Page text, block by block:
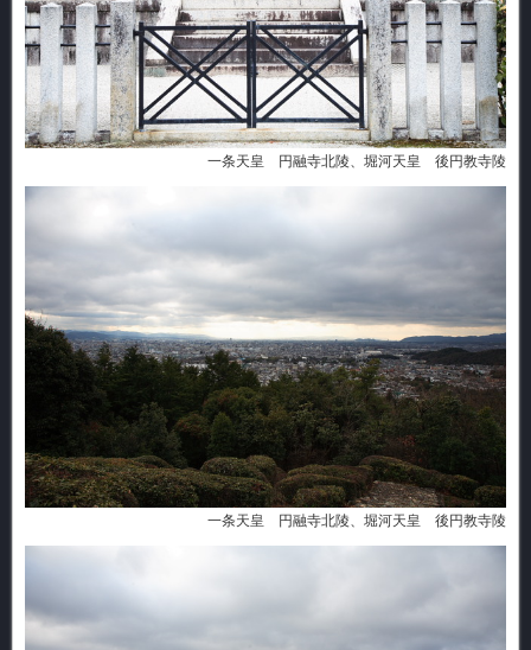
一条天皇 円融寺北陵、堀河天皇 後円教寺陵
一条天皇 円融寺北陵、堀河天皇 後円教寺陵